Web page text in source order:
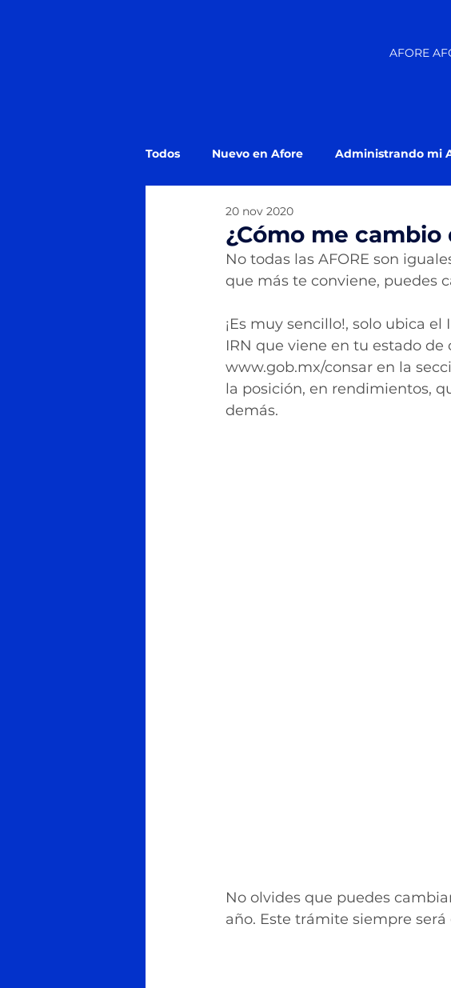
AFORE
Todos Nuevo en Afore Administrando mi
Estado de Cuenta Afore
¿Cómo me cambio
20 nov 2020
No todas las AFORE son
que más te conviene, puedes
¡Es muy sencillo!, solo ubica
IRN que viene en tu estado
www.gob.mx/consar en la
la posición, en rendimientos,
demás.
No olvides que puedes
año. Este trámite siempre